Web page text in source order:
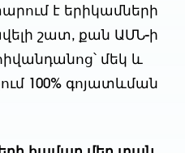
է երիկամների
շատ, քան ԱՄՆ-ի
մեկ և
100% գոյատևման